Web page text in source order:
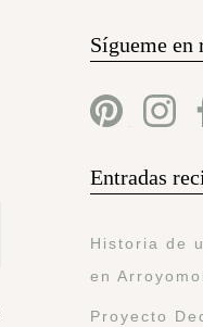
Sígueme en
Entradas
Historia de
en
Proyecto